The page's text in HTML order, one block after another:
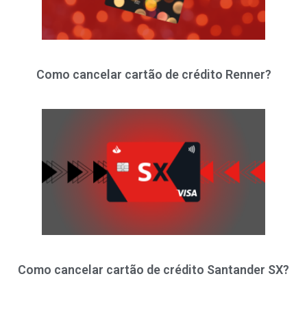
Como cancelar cartão de crédito Renner?
Como cancelar cartão de crédito Santander SX?